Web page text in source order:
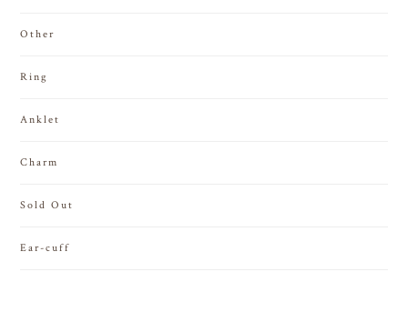
Other
Ring
Anklet
Charm
Sold Out
Ear-cuff